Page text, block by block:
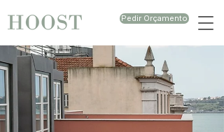
Pedir Orçamento